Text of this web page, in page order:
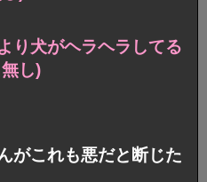
り犬がヘラヘラしてる
し)
がこれも悪だと断じた